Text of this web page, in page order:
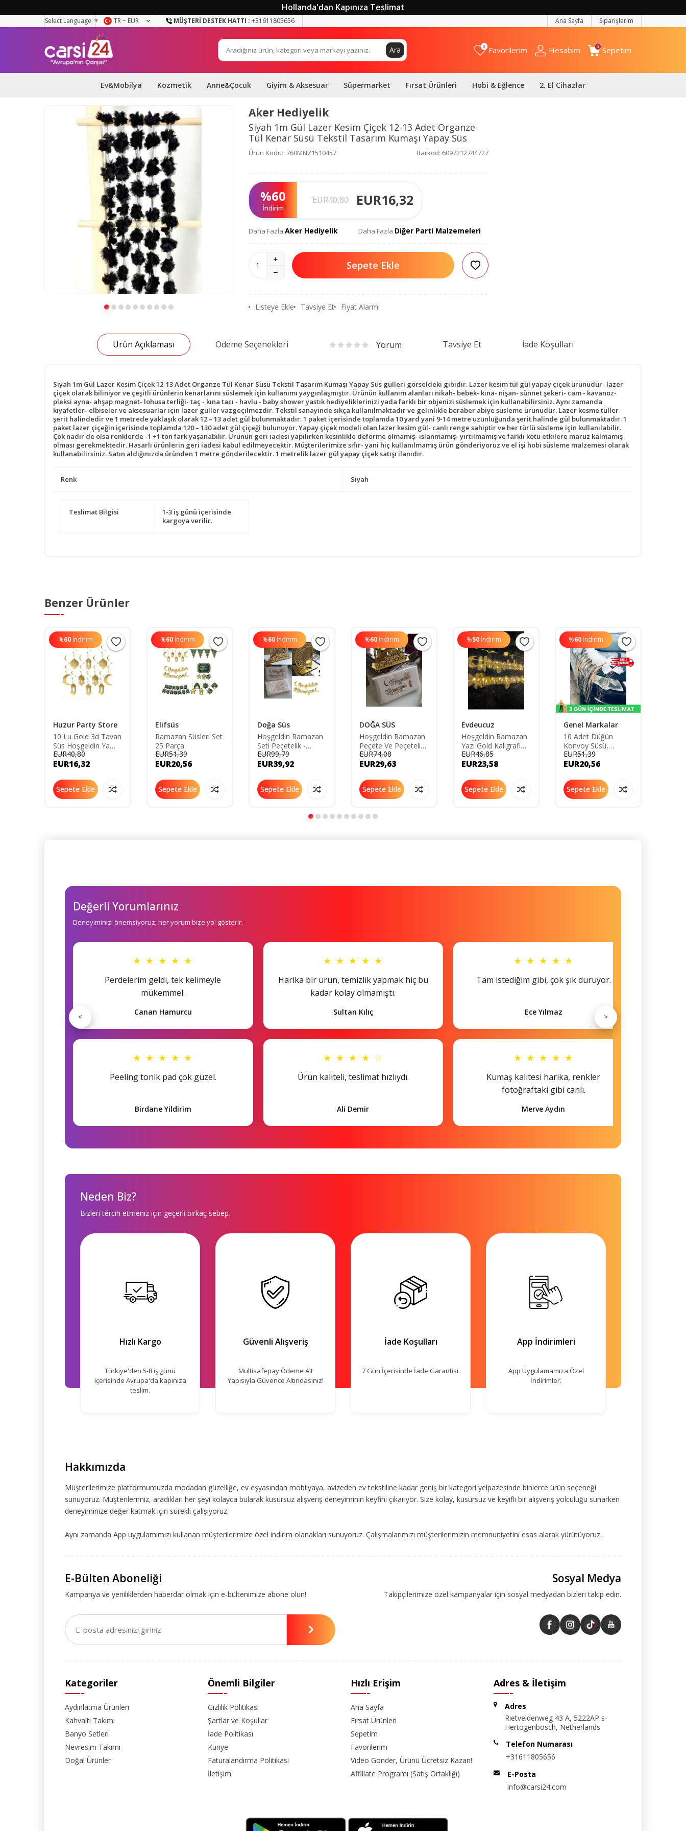
Hollanda'dan Kapınıza Teslimat
Select Language ▼ TR − EUR MÜŞTERI DESTEK HATTI : +31611805656 Ana Sayfa Siparişlerim
Ara 0 Favorilerim Hesabım 0 Sepetim
Ev&Mobilya Kozmetik Anne&Çocuk Giyim & Aksesuar Süpermarket Fırsat Ürünleri Hobi & Eğlence 2. El Cihazlar
Aker Hediyelik
Siyah 1m Gül Lazer Kesim Çiçek 12-13 Adet Organze
Tül Kenar Süsü Tekstil Tasarım Kumaşı Yapay Süs
Ürün Kodu: 760MNZ1510457 Barkod: 6097212744727
%60
İndirim
EUR40,80 EUR16,32
Daha Fazla Aker Hediyelik Daha Fazla Diğer Parti Malzemeleri
Sepete Ekle
Listeye Ekle Tavsiye Et Fiyat Alarmı
Ürün Açıklaması Ödeme Seçenekleri Yorum Tavsiye Et İade Koşulları
Siyah 1m Gül Lazer Kesim Çiçek 12-13 Adet Organze Tül Kenar Süsü Tekstil Tasarım Kumaşı Yapay Süs gülleri görseldeki gibidir. Lazer kesim tül gül yapay çiçek ürünüdür- lazer
çiçek olarak biliniyor ve çeşitli ürünlerin kenarlarını süslemek için kullanımı yaygınlaşmıştır. Ürünün kullanım alanları nikah- bebek- kına- nişan- sünnet şekeri- cam - kavanoz-
pleksi ayna- ahşap magnet- lohusa terliği- taç - kına tacı - havlu - baby shower yastık hediyeliklerinizi yada farklı bir objenizi süslemek için kullanabilirsiniz. Aynı zamanda
kıyafetler- elbiseler ve aksesuarlar için lazer güller vazgeçilmezdir. Tekstil sanayinde sıkça kullanılmaktadır ve gelinlikle beraber abiye süsleme ürünüdür. Lazer kesme tüller
şerit halindedir ve 1 metrede yaklaşık olarak 12 – 13 adet gül bulunmaktadır. 1 paket içerisinde toplamda 10 yard yani 9-14 metre uzunluğunda şerit halinde gül bulunmaktadır. 1
paket lazer çiçeğin içerisinde toplamda 120 – 130 adet gül çiçeği bulunuyor. Yapay çiçek modeli olan lazer kesim gül- canlı renge sahiptir ve her türlü süsleme için kullanılabilir.
Çok nadir de olsa renklerde -1 +1 ton fark yaşanabilir. Ürünün geri iadesi yapılırken kesinlikle deforme olmamış- ıslanmamış- yırtılmamış ve farklı kötü etkilere maruz kalmamış
olması gerekmektedir. Hasarlı ürünlerin geri iadesi kabul edilmeyecektir. Müşterilerimize sıfır- yani hiç kullanılmamış ürün gönderiyoruz ve el işi hobi süsleme malzemesi olarak
kullanabilirsiniz. Satın aldığınızda üründen 1 metre gönderilecektir. 1 metrelik lazer gül yapay çiçek satışı ilanıdır.
Renk Siyah
Teslimat Bilgisi
1-3 iş günü içerisinde
kargoya verilir.
Benzer Ürünler
%60 İndirim
Huzur Party Store
10 Lu Gold 3d Tavan
Süs Hoşgeldin Ya
Şehri Ramazan
Bayramı 11 Ayın
Islami Süsü
EUR40,80
EUR16,32
Sepete Ekle
%60 İndirim
Elifsüs
Ramazan Süsleri Set
25 Parça
EUR51,39
EUR20,56
Sepete Ekle
%60 İndirim
Doğa Süs
Hoşgeldin Ramazan
Seti Peçetelik -
Mumluk
EUR99,79
EUR39,92
Sepete Ekle
%60 İndirim
DOĞA SÜS
Hoşgeldin Ramazan
Peçete Ve Peçetelik
Set PÇT
EUR74,08
EUR29,63
Sepete Ekle
%50 İndirim
Evdeucuz
Hoşgeldin Ramazan
Yazı Gold Kaligrafi
Ledli Oda Süsleme
Peri Led
EUR46,85
EUR23,58
Sepete Ekle
%60 İndirim
Genel Markalar
10 Adet Düğün
Konvoy Süsü,
Sünnet Konvoy Süsü
YENİ-HD-DEV-
EUR51,39
EUR20,56
Sepete Ekle
Değerli Yorumlarınız
Deneyiminizi önemsiyoruz; her yorum bize yol gösterir.
★ ★ ★ ★ ★
Perdelerim geldi, tek kelimeyle
mükemmel.
Canan Hamurcu
★ ★ ★ ★ ★
Peeling tonik pad çok güzel.
Birdane Yildirim
★ ★ ★ ★ ★
Harika bir ürün, temizlik yapmak hiç bu
kadar kolay olmamıştı.
Sultan Kılıç
★ ★ ★ ★ ☆
Ürün kaliteli, teslimat hızlıydı.
Ali Demir
★ ★ ★ ★ ★
Tam istediğim gibi, çok şık duruyor.
Ece Yılmaz
★ ★ ★ ★ ★
Kumaş kalitesi harika, renkler
fotoğraftaki gibi canlı.
Merve Aydın
< >
Neden Biz?
Bizleri tercih etmeniz için geçerli birkaç sebep.
Hızlı Kargo
Türkiye'den 5-8 iş günü
içerisinde Avrupa'da kapınıza
teslim.
Güvenli Alışveriş
Multisafepay Ödeme Alt
Yapısıyla Güvence Altındasınız!
İade Koşulları
7 Gün İçerisinde İade Garantisi.
App İndirimleri
App Uygulamamıza Özel
İndirimler.
Hakkımızda
Müşterilerimize platformumuzda modadan güzelliğe, ev eşyasından mobilyaya, avizeden ev tekstiline kadar geniş bir kategori yelpazesinde binlerce ürün seçeneği
sunuyoruz. Müşterilerimiz, aradıkları her şeyi kolayca bularak kusursuz alışveriş deneyiminin keyfini çıkarıyor. Size kolay, kusursuz ve keyifli bir alışveriş yolculuğu sunarken
deneyiminize değer katmak için sürekli çalışıyoruz.
Aynı zamanda App uygulamımızı kullanan müşterilerimize özel indirim olanakları sunuyoruz. Çalışmalarımızı müşterilerimizin memnuniyetini esas alarak yürütüyoruz.
E-Bülten Aboneliği
Kampanya ve yeniliklerden haberdar olmak için e-bültenimize abone olun!
Sosyal Medya
Takipçilerimize özel kampanyalar için sosyal medyadan bizleri takip edin.
Kategoriler
Aydınlatma Ürünleri
Kahvaltı Takımı
Banyo Setleri
Nevresim Takımı
Doğal Ürünler
Önemli Bilgiler
Gizlilik Politikası
Şartlar ve Koşullar
İade Politikası
Künye
Faturalandırma Politikası
İletişim
Hızlı Erişim
Ana Sayfa
Fırsat Ürünleri
Sepetim
Favorilerim
Video Gönder, Ürünü Ücretsiz Kazan!
Affiliate Programı (Satış Ortaklığı)
Adres & İletişim
Adres
Rietveldenweg 43 A, 5222AP s-
Hertogenbosch, Netherlands
Telefon Numarası
+31611805656
E-Posta
info@carsi24.com